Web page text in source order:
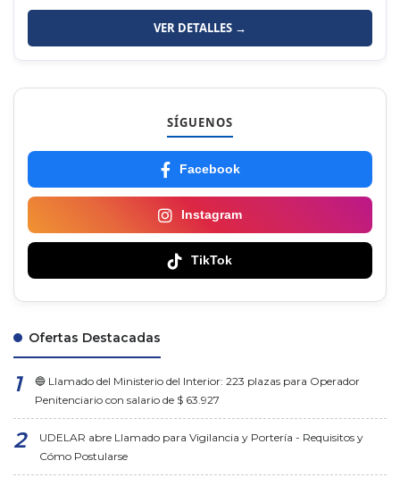
VER DETALLES →
SÍGUENOS
Facebook
Instagram
TikTok
Ofertas Destacadas
🔵 Llamado del Ministerio del Interior: 223 plazas para Operador
Penitenciario con salario de $ 63.927
UDELAR abre Llamado para Vigilancia y Portería - Requisitos y
Cómo Postularse